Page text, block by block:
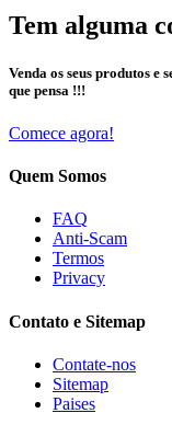
Tem alguma
Venda os seus produtos
que pensa !!!
Comece agora!
Quem Somos
FAQ
Anti-Scam
Termos
Privacy
Contato e Sitemap
Contate-nos
Sitemap
Paises